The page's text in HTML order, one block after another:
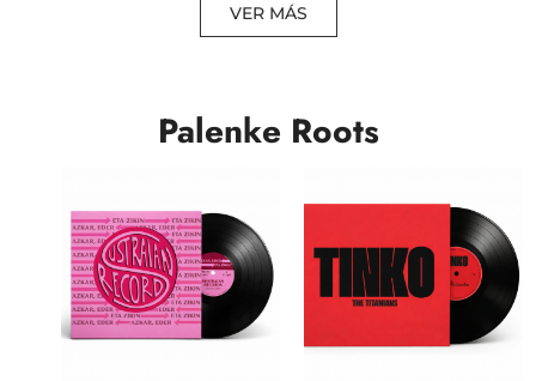
VER MÁS
Palenke Roots